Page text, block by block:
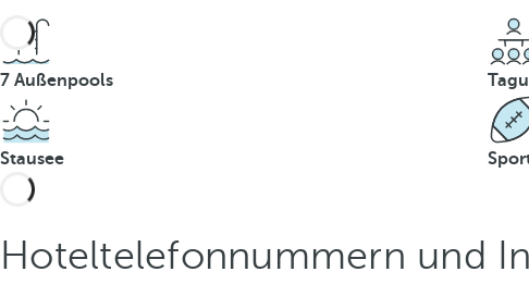
7 Außenpools
Stausee
Hoteltelefonnummern und